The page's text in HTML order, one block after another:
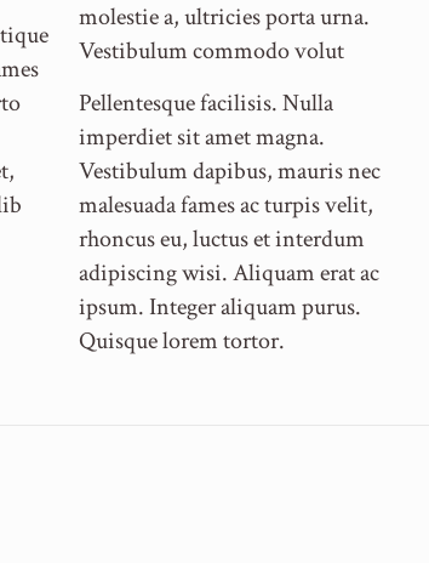
molestie a, ultricies porta urna.
Vestibulum commodo volut
Pellentesque facilisis. Nulla
imperdiet sit amet magna.
Vestibulum dapibus, mauris nec
malesuada fames ac turpis velit,
rhoncus eu, luctus et interdum
adipiscing wisi. Aliquam erat ac
ipsum. Integer aliquam purus.
Quisque lorem tortor.